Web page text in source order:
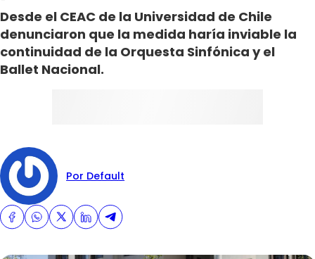
Desde el CEAC de la Universidad de Chile
denunciaron que la medida haría inviable la
continuidad de la Orquesta Sinfónica y el
Ballet Nacional.
Por Default